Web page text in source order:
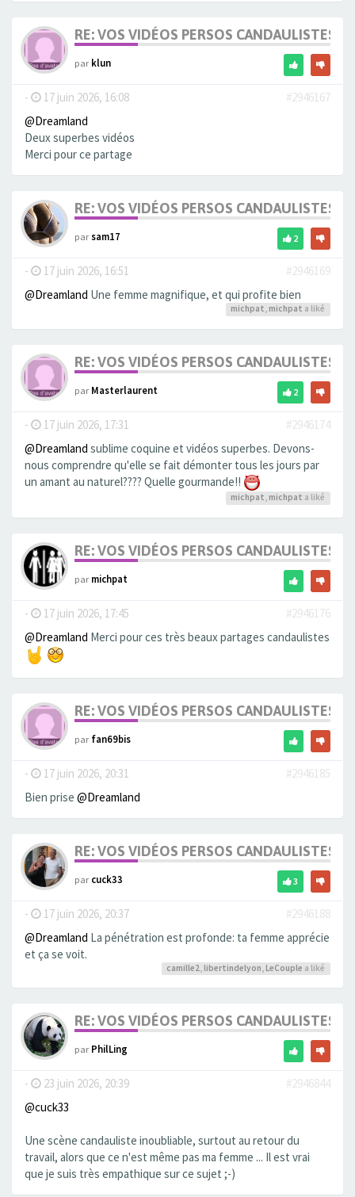
RE: VOS VIDÉOS PERSOS CANDAULISTES
parklun
- 17 juin 2026, 16:08
#2946167
@Dreamland
Deux superbes vidéos
Merci pour ce partage
RE: VOS VIDÉOS PERSOS CANDAULISTES
parsam17 2
- 17 juin 2026, 16:51
#2946169
@Dreamland Une femme magnifique, et qui profite bien
michpat, michpat a liké
RE: VOS VIDÉOS PERSOS CANDAULISTES
parMasterlaurent 2
- 17 juin 2026, 17:31
#2946174
@Dreamland sublime coquine et vidéos superbes. Devons-
nous comprendre qu'elle se fait démonter tous les jours par
un amant au naturel???? Quelle gourmande!!
michpat, michpat a liké
RE: VOS VIDÉOS PERSOS CANDAULISTES
parmichpat
- 17 juin 2026, 17:45
#2946176
@Dreamland Merci pour ces très beaux partages candaulistes
RE: VOS VIDÉOS PERSOS CANDAULISTES
parfan69bis
- 17 juin 2026, 20:31
#2946185
Bien prise @Dreamland
RE: VOS VIDÉOS PERSOS CANDAULISTES
parcuck33 3
- 17 juin 2026, 20:37
#2946188
@Dreamland La pénétration est profonde: ta femme apprécie
et ça se voit.
camille2, libertindelyon, LeCouple a liké
RE: VOS VIDÉOS PERSOS CANDAULISTES
parPhilLing
- 23 juin 2026, 20:39
#2946844
@cuck33
Une scène candauliste inoubliable, surtout au retour du
travail, alors que ce n'est même pas ma femme ... Il est vrai
que je suis très empathique sur ce sujet ;-)